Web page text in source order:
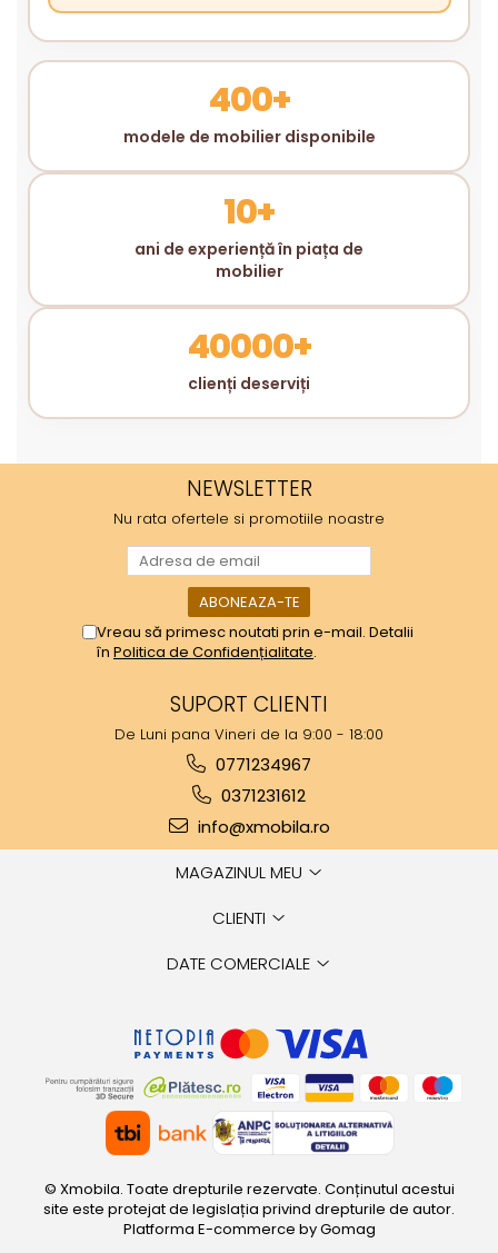
400+
modele de mobilier disponibile
10+
ani de experiență în piața de
mobilier
40000+
clienți deserviți
NEWSLETTER
Nu rata ofertele si promotiile noastre
Vreau să primesc noutati prin e-mail. Detalii
în Politica de Confidențialitate.
SUPORT CLIENTI
De Luni pana Vineri de la 9:00 - 18:00
0771234967
0371231612
info@xmobila.ro
MAGAZINUL MEU
CLIENTI
DATE COMERCIALE
© Xmobila. Toate drepturile rezervate. Conținutul acestui
site este protejat de legislația privind drepturile de autor.
Platforma E-commerce by Gomag